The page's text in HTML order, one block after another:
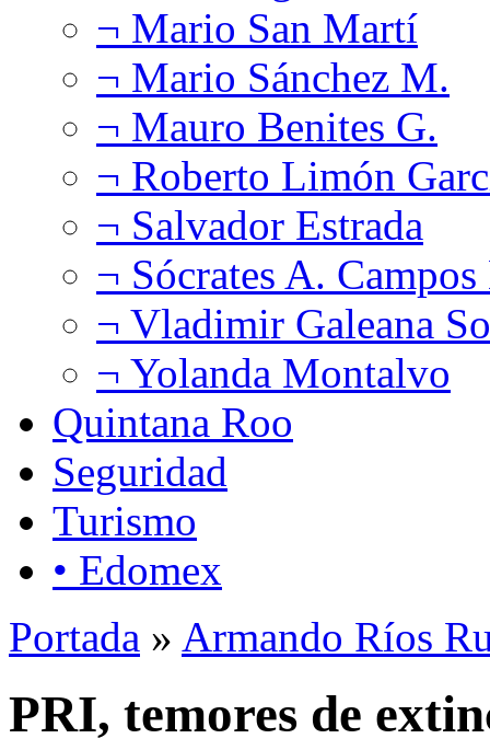
¬ Mario San Martí
¬ Mario Sánchez M.
¬ Mauro Benites G.
¬ Roberto Limón
¬ Salvador Estrada
¬ Sócrates A.
¬ Vladimir Galeana
¬ Yolanda Montalvo
Quintana Roo
Seguridad
Turismo
• Edomex
Portada » Armando Ríos
PRI, temores de